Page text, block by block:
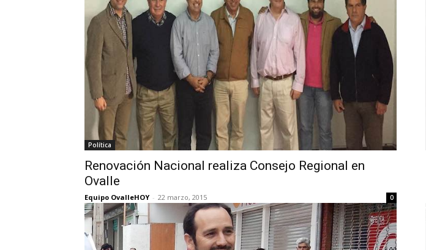
Política
Renovación Nacional realiza Consejo Regional en
Ovalle
Equipo OvalleHOY - 22 marzo, 2015 0